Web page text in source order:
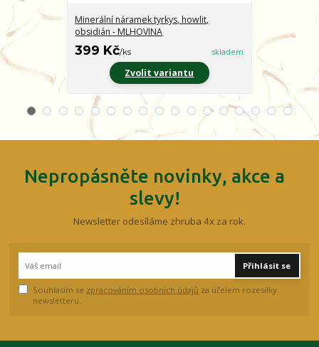
Minerální náramek tyrkys, howlit,
obsidián - MLHOVINA
399 Kč/ks skladem
Zvolit variantu
CHARAKTER
Nepropásněte novinky, akce a
slevy!
Newsletter odesíláme zhruba 4x za rok.
Přihlásit se
Souhlasím se zpracováním osobních údajů za účelem rozesílky
newsletteru.